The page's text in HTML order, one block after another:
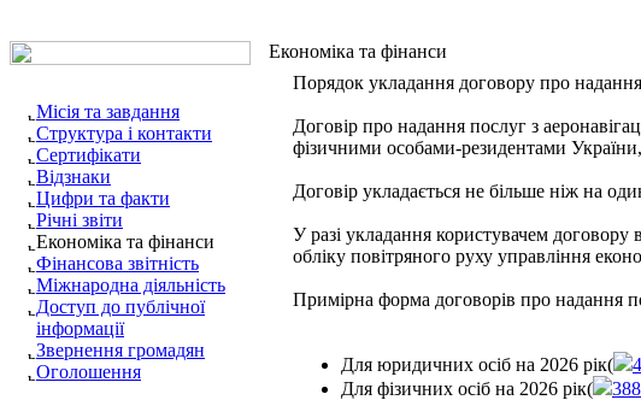
Місія та завдання
Структура і контакти
Сертифікати
Відзнаки
Цифри та факти
Річні звіти
Економіка та фінанси
Фінансова звітність
Міжнародна діяльність
Доступ до публічної
інформації
Звернення громадян
Оголошення
Економіка та фінанси
Порядок укладання договору про
Договір про надання послуг з
фізичними особами-резидентами
Договір укладається не більше ніж на
У разі укладання користувачем
обліку повітряного руху управління
Примірна форма договорів про надання
Для юридичних осіб на 2026 рік(
Для фізичних осіб на 2026 рік(